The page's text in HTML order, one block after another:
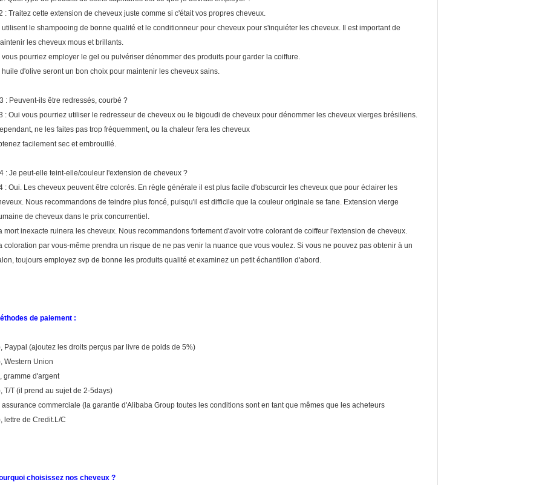
: Traitez cette extension de cheveux juste comme si c'était vos propres cheveux.
utilisent le shampooing de bonne qualité et le conditionneur pour cheveux pour s'inquiéter les cheveux. Il est important de
les cheveux mous et brillants.
vous pourriez employer le gel ou pulvériser dénommer des produits pour garder la coiffure.
huile d'olive seront un bon choix pour maintenir les cheveux sains.
: Peuvent-ils être redressés, courbé ?
: Oui vous pourriez utiliser le redresseur de cheveux ou le bigoudi de cheveux pour dénommer les cheveux vierges brésiliens.
ne les faites pas trop fréquemment, ou la chaleur fera les cheveux
facilement sec et embrouillé.
: Je peut-elle teint-elle/couleur l'extension de cheveux ?
: Oui. Les cheveux peuvent être colorés. En règle générale il est plus facile d'obscurcir les cheveux que pour éclairer les
Nous recommandons de teindre plus foncé, puisqu'il est difficile que la couleur originale se fane. Extension vierge
de cheveux dans le prix concurrentiel.
mort inexacte ruinera les cheveux. Nous recommandons fortement d'avoir votre colorant de coiffeur l'extension de cheveux.
coloration par vous-même prendra un risque de ne pas venir la nuance que vous voulez. Si vous ne pouvez pas obtenir à un
toujours employez svp de bonne les produits qualité et examinez un petit échantillon d'abord.
de paiement :
Paypal (ajoutez les droits perçus par livre de poids de 5%)
Western Union
gramme d'argent
T/T (il prend au sujet de 2-5days)
assurance commerciale (la garantie d'Alibaba Group toutes les conditions sont en tant que mêmes que les acheteurs
lettre de Credit.L/C
choisissez nos cheveux ?